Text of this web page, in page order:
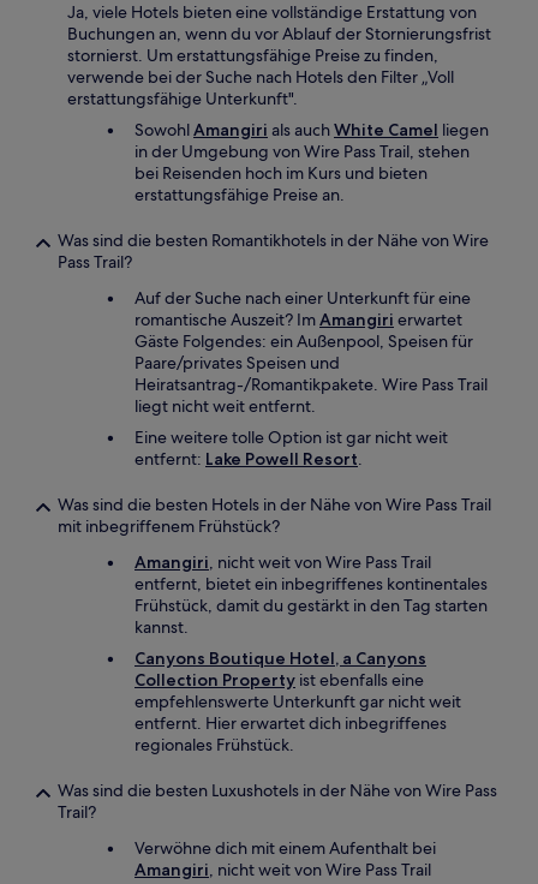
Ja, viele Hotels bieten eine vollständige Erstattung von
Buchungen an, wenn du vor Ablauf der Stornierungsfrist
stornierst. Um erstattungsfähige Preise zu finden,
verwende bei der Suche nach Hotels den Filter „Voll
erstattungsfähige Unterkunft".
SowohlAmangiri als auchWhite Camel liegen
in der Umgebung von Wire Pass Trail, stehen
bei Reisenden hoch im Kurs und bieten
erstattungsfähige Preise an.
Was sind die besten Romantikhotels in der Nähe von Wire
Pass Trail?
Auf der Suche nach einer Unterkunft für eine
romantische Auszeit? ImAmangiri erwartet
Gäste Folgendes: ein Außenpool, Speisen für
Paare/privates Speisen und
Heiratsantrag-/Romantikpakete. Wire Pass Trail
liegt nicht weit entfernt.
Eine weitere tolle Option ist gar nicht weit
entfernt: Lake Powell Resort.
Was sind die besten Hotels in der Nähe von Wire Pass Trail
mit inbegriffenem Frühstück?
Amangiri, nicht weit von Wire Pass Trail
entfernt, bietet ein inbegriffenes kontinentales
Frühstück, damit du gestärkt in den Tag starten
kannst.
Canyons Boutique Hotel, a Canyons
Collection Property ist ebenfalls eine
empfehlenswerte Unterkunft gar nicht weit
entfernt. Hier erwartet dich inbegriffenes
regionales Frühstück.
Was sind die besten Luxushotels in der Nähe von Wire Pass
Trail?
Verwöhne dich mit einem Aufenthalt bei
Amangiri, nicht weit von Wire Pass Trail